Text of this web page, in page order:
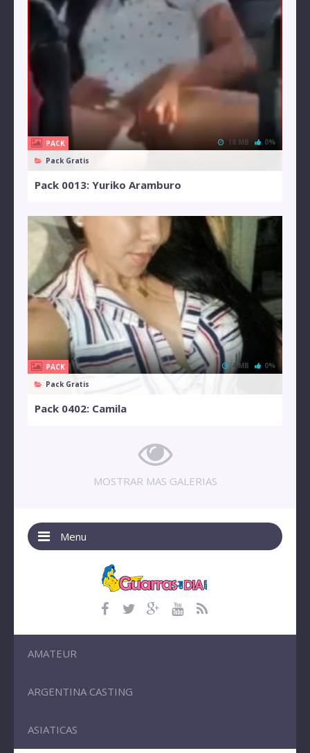
PACK
Pack Gratis
18 MB 0%
Pack 0013: Yuriko Aramburo
PACK
Pack Gratis
4 MB 0%
Pack 0402: Camila
MOSTRAR MAS GALERIAS
Menu
AMATEUR
ARGENTINA CASTING
ASIATICAS